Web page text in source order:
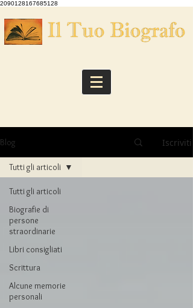
2090128167685128
Blog Iscriviti
Tutti gli articoli
Biografie di
persone
straordinarie
Libri consigliati
Scrittura
Alcune memorie
personali
Tutti gli articoli